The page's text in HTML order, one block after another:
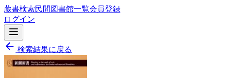
蔵書検索民間図書館一覧会員登録
ログイン
検索結果に戻る